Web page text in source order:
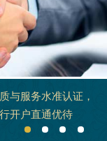
与服务水准认证，
开户直通优待